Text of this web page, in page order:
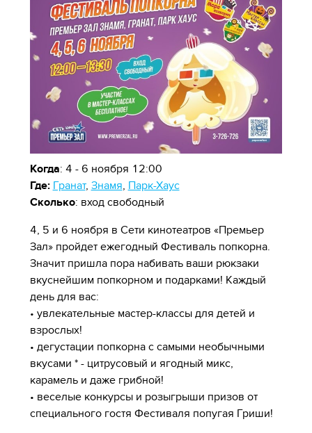
Когда: 4 - 6 ноября 12:00
Где: Гранат, Знамя, Парк-Хаус
Сколько: вход свободный
4, 5 и 6 ноября в Сети кинотеатров «Премьер
Зал» пройдет ежегодный Фестиваль попкорна.
Значит пришла пора набивать ваши рюкзаки
вкуснейшим попкорном и подарками! Каждый
день для вас:
• увлекательные мастер-классы для детей и
взрослых!
• дегустации попкорна с самыми необычными
вкусами * - цитрусовый и ягодный микс,
карамель и даже грибной!
• веселые конкурсы и розыгрыши призов от
специального гостя Фестиваля попугая Гриши!